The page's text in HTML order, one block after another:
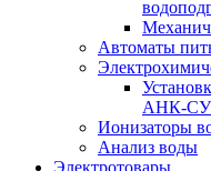
Автоматы
АНК-
Ионизаторы
Анализ воды
Электротовары